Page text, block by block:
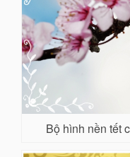
Bộ hình nền tết